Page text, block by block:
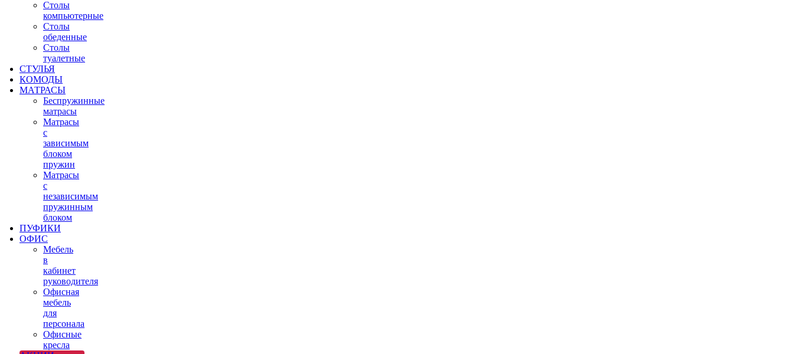
Столы
компьютерные
Столы
обеденные
Столы
туалетные
СТУЛЬЯ
КОМОДЫ
МАТРАСЫ
Беспружинные
матрасы
Матрасы
с
зависимым
блоком
пружин
Матрасы
с
независимым
пружинным
блоком
ПУФИКИ
ОФИС
Мебель
в
кабинет
руководителя
Офисная
мебель
для
персонала
Офисные
кресла